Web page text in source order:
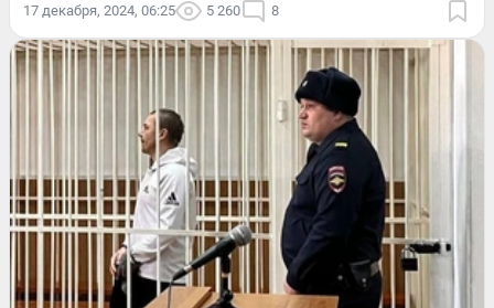
17 декабря, 2024, 06:25 5 260 8